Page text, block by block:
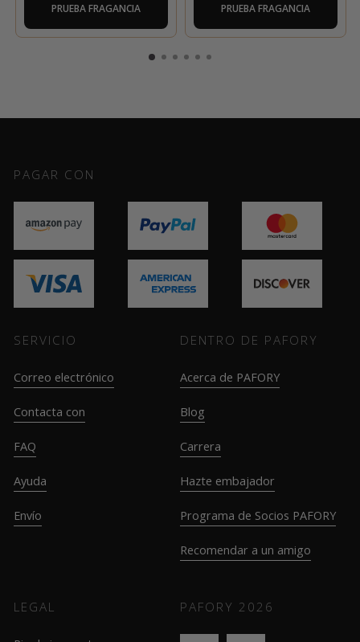
PRUEBA FRAGANCIA PRUEBA FRAGANCIA
PAGAR CON
SERVICIO
Correo electrónico
Contacta con
FAQ
Ayuda
Envío
DENTRO DE PAFORY
Acerca de PAFORY
Blog
Carrera
Hazte embajador
Programa de Socios PAFORY
Recomendar a un amigo
LEGAL PAFORY 2026